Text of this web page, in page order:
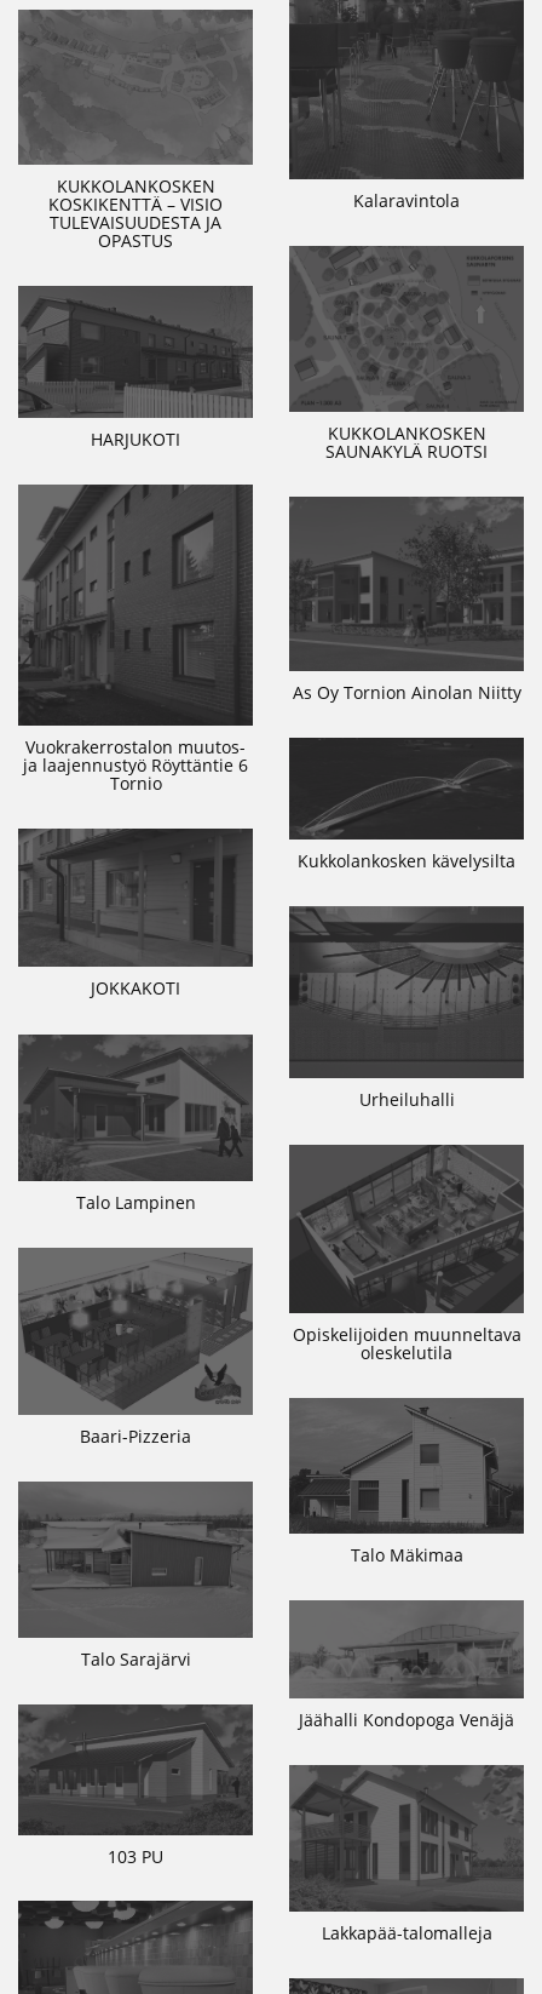
Kalaravintola
KUKKOLANKOSKEN
KOSKIKENTTÄ – VISIO
TULEVAISUUDESTA JA
OPASTUS
KUKKOLANKOSKEN
SAUNAKYLÄ RUOTSI
HARJUKOTI
Vuokrakerrostalon muutos-
ja laajennustyö Röyttäntie 6
Tornio
As Oy Tornion Ainolan Niitty
Kukkolankosken kävelysilta
JOKKAKOTI
Urheiluhalli
Talo Lampinen
Opiskelijoiden muunneltava
oleskelutila
Baari-Pizzeria
Talo Mäkimaa
Talo Sarajärvi
Jäähalli Kondopoga Venäjä
103 PU
Lakkapää-talomalleja